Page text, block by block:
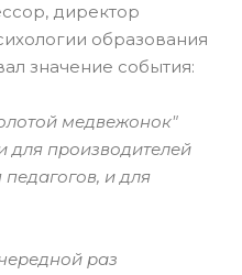
директор
образования
значение события:
медвежонок"
для производителей
и для
раз